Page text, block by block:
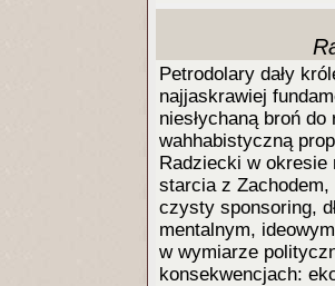
Petrodolary dały
najjaskrawiej
niesłychaną broń
wahhabistyczną
Radziecki w okresie
starcia z
czysty sponsoring,
mentalnym,
w wymiarze
konsekwencjach: